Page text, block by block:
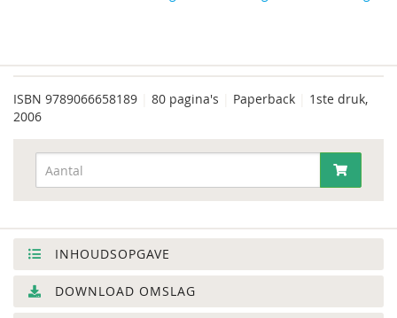
ISBN 9789066658189 80 pagina's Paperback
1ste druk,
2006
INHOUDSOPGAVE
DOWNLOAD OMSLAG